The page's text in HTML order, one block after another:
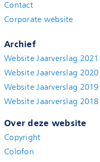
Contact
Corporate website
Archief
Website Jaarverslag 2021
Website Jaarverslag 2020
Website Jaarverslag 2019
Website Jaarverslag 2018
Over deze website
Copyright
Colofon